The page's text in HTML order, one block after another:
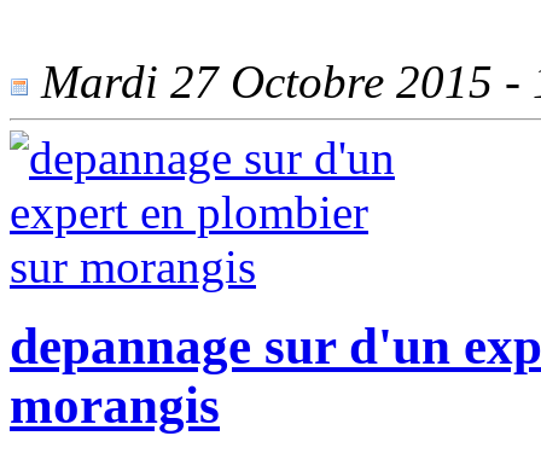
Mardi 27 Octobre 2015 -
depannage sur d'un
morangis